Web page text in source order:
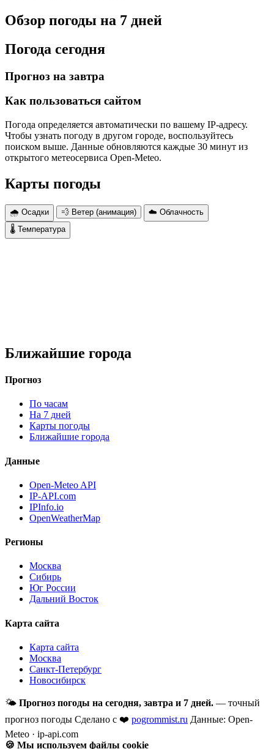
Обзор погоды на 7 дней
Погода сегодня
Прогноз на завтра
Как пользоваться сайтом
Погода определяется автоматически по вашему IP-адресу.
Чтобы узнать погоду в другом городе, воспользуйтесь
поиском выше. Данные обновляются каждые 30 минут из
открытого метеосервиса Open-Meteo.
Карты погоды
🌧 Осадки 💨 Ветер (анимация)
☁️ Облачность
🌡 Температура
Ближайшие города
Прогноз
По часам
На 7 дней
Карты погоды
Ближайшие города
Данные
Open-Meteo API
IP-API.com
IPInfo.io
OpenWeatherMap
Регионы
Москва
Сибирь
Юг России
Дальний Восток
Карта сайта
Карта сайта
Москва
Санкт-Петербург
Новосибирск
🌤 Прогноз погоды на сегодня, завтра и 7 дней. — точный
прогноз погоды Сделано с ❤️ pogrommist.ru Данные: Open-
Meteo · ip-api.com
🍪 Мы используем файлы cookie